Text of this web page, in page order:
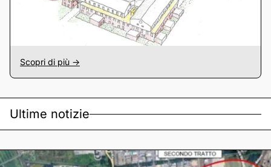
Scopri di più ->
Ultime notizie